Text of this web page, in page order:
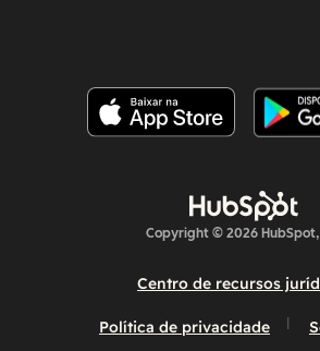
Copyright © 2026 HubSpot,
Centro de recursos
Política de privacidade